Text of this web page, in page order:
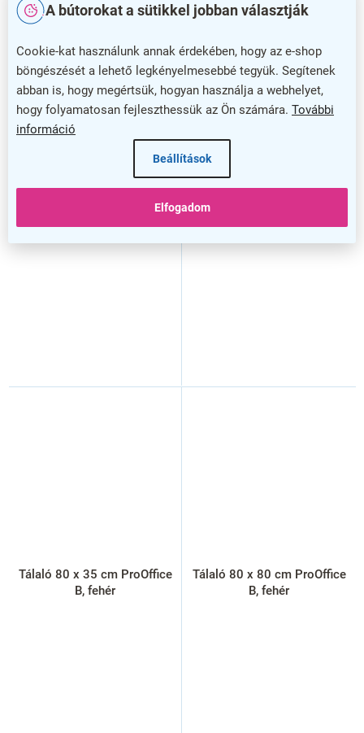
A bútorokat a sütikkel jobban választják
Cookie-kat használunk annak érdekében, hogy az e-shop
böngészését a lehető legkényelmesebbé tegyük. Segítenek
abban is, hogy megértsük, hogyan használja a webhelyet,
hogy folyamatosan fejleszthessük az Ön számára. További
információ
Beállítások
Elfogadom
Tálaló 80 x 35 cm ProOffice
B, fehér
Tálaló 80 x 80 cm ProOffice
B, fehér